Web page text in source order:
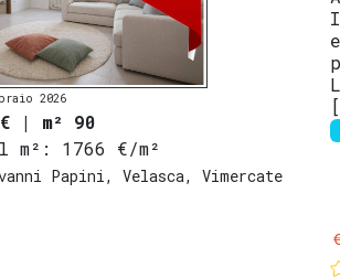
2026
| m² 90
m²:
1766 €/m²
Papini, Velasca, Vimercate